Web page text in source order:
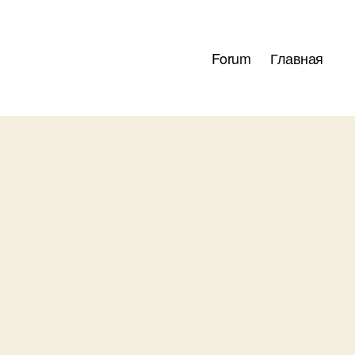
Forum Главная